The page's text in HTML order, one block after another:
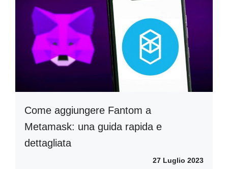
Come aggiungere Fantom a
Metamask: una guida rapida e
dettagliata
27 Luglio 2023